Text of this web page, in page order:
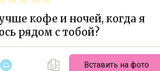
кофе и ночей, когда я
рядом с тобой?
Вставить на фото